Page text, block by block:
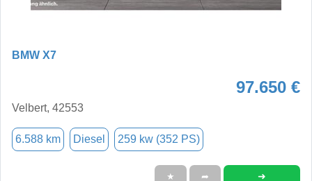
BMW X7
97.650 €
Velbert, 42553
6.588 km Diesel 259 kw (352 PS)
★ ➦ ➜